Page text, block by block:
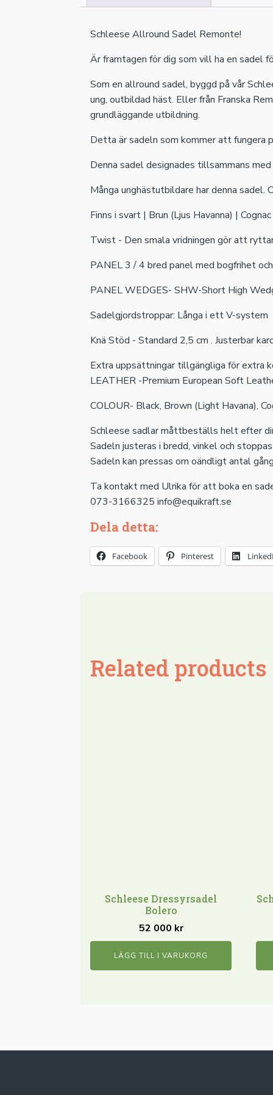
Schleese Allround Sadel Remonte!
Är framtagen för dig som vill ha en sadel
Som en allround sadel, byggd på vår
ung, outbildad häst. Eller från Franska
grundläggande utbildning.
Detta är sadeln som kommer att fungera
Denna sadel designades tillsammans
Många unghästutbildare har denna
Finns i svart | Brun (Ljus Havanna) |
Twist - Den smala vridningen gör att
PANEL 3 / 4 bred panel med bogfrihet
PANEL WEDGES- SHW-Short High
Sadelgjordstroppar: Långa i ett V-system
Knä Stöd - Standard 2,5 cm . Justerbar
Extra uppsättningar tillgängliga för extra
LEATHER -Premium European Soft
COLOUR- Black, Brown (Light Havana),
Schleese sadlar måttbeställs helt efter
Sadeln justeras i bredd, vinkel och
Sadeln kan pressas om oändligt antal
Ta kontakt med Ulrika för att boka en
073-3166325 info@equikraft.se
Dela detta:
Facebook Pinterest
Related products
Schleese Dressyrsadel
Bolero
52 000 kr
LÄGG TILL I VARUKORG